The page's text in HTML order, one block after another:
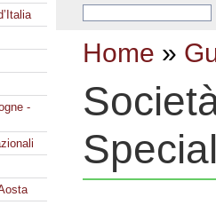
-
Home »